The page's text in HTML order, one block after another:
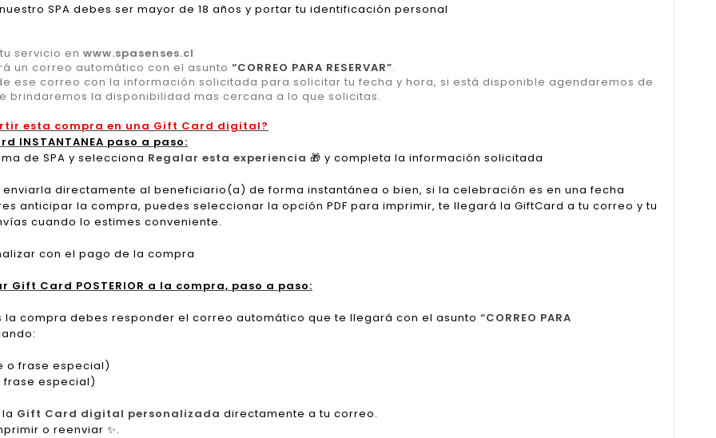
SPA debes ser mayor de 18 años y portar tu identificación personal
servicio en www.spasenses.cl
un correo automático con el asunto “CORREO PARA RESERVAR”.
ese correo con la información solicitada para solicitar tu fecha y hora, si está disponible agendaremos de
brindaremos la disponibilidad mas cercana a lo que solicitas.
esta compra en una Gift Card digital?
INSTANTANEA paso a paso:
de SPA y selecciona Regalar esta experiencia 🎁 y completa la información solicitada
enviarla directamente al beneficiario(a) de forma instantánea o bien, si la celebración es en una fecha
anticipar la compra, puedes seleccionar la opción PDF para imprimir, te llegará la GiftCard a tu correo y tu
cuando lo estimes conveniente.
con el pago de la compra
Gift Card POSTERIOR a la compra, paso a paso:
la compra debes responder el correo automático que te llegará con el asunto “CORREO PARA
o frase especial)
frase especial)
Gift Card digital personalizada directamente a tu correo.
o reenviar ✨.